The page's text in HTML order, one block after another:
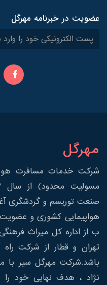
عضویت در خبرنامه مهرگل
مهرگل
شرکت خدمات مسافرت
صنعت توریسم و گردشگری
ب از اداره کل میراث
تهران و قطار از شرکت راه
باشد.شرکت مهرگل سیر با
نژاد ، هدف نهایی خود را